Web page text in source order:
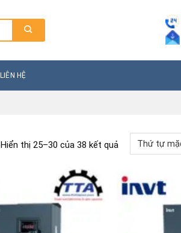
LIÊN HỆ
Hiển thị 25–30 của 38 kết quả